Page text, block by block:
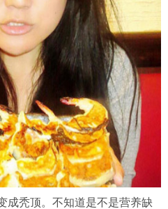
秃顶。不知道是不是营养缺